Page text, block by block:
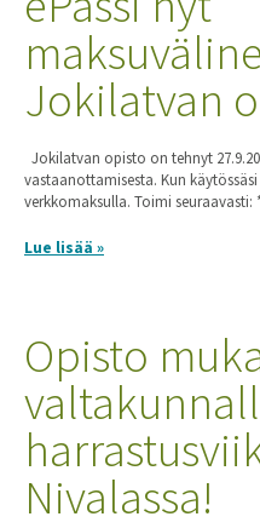
Jokilatvan
Jokilatvan opisto on tehnyt
vastaanottamisesta. Kun
verkkomaksulla. Toimi seuraavasti:
Lue lisää »
Opisto
Nivalassa!